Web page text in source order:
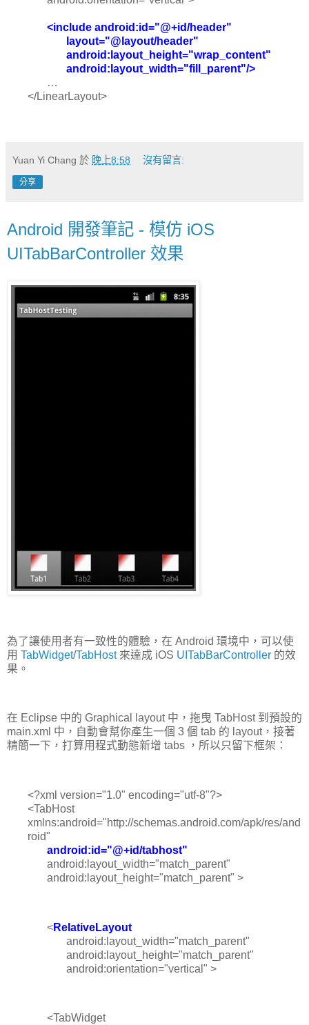
<include android:id="@+id/header"
layout="@layout/header"
android:layout_height="wrap_content"
android:layout_width="fill_parent"/>
…
</LinearLayout>
Yuan Yi Chang 於 晚上8:58 沒有留言:
分享
Android 開發筆記 - 模仿 iOS
UITabBarController 效果
為了讓使用者有一致性的體驗，在 Android 環境中，可以使
用 TabWidget/TabHost來達成 iOS UITabBarController 的效
果。
在 Eclipse 中的 Graphical layout 中，拖曳 TabHost 到預設的
main.xml 中，自動會幫你產生一個 3 個 tab 的 layout，接著
精簡一下，打算用程式動態新增 tabs ，所以只留下框架：
<?xml version="1.0" encoding="utf-8"?>
<TabHost
xmlns:android="http://schemas.android.com/apk/res/and
roid"
android:id="@+id/tabhost"
android:layout_width="match_parent"
android:layout_height="match_parent" >
<RelativeLayout
android:layout_width="match_parent"
android:layout_height="match_parent"
android:orientation="vertical" >
<TabWidget